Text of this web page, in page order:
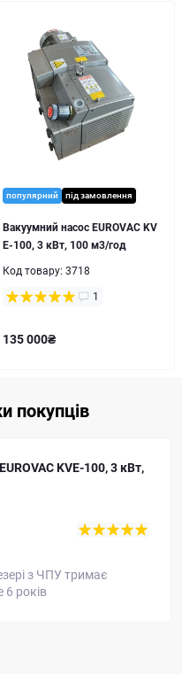
популярний під замовлення
Вакуумний насос EUROVAC KV
E-100, 3 кВт, 100 м3/год
Код товару: 3718
1
135 000₴
покупців
KVE-100, 3 кВт,
з ЧПУ тримає
років